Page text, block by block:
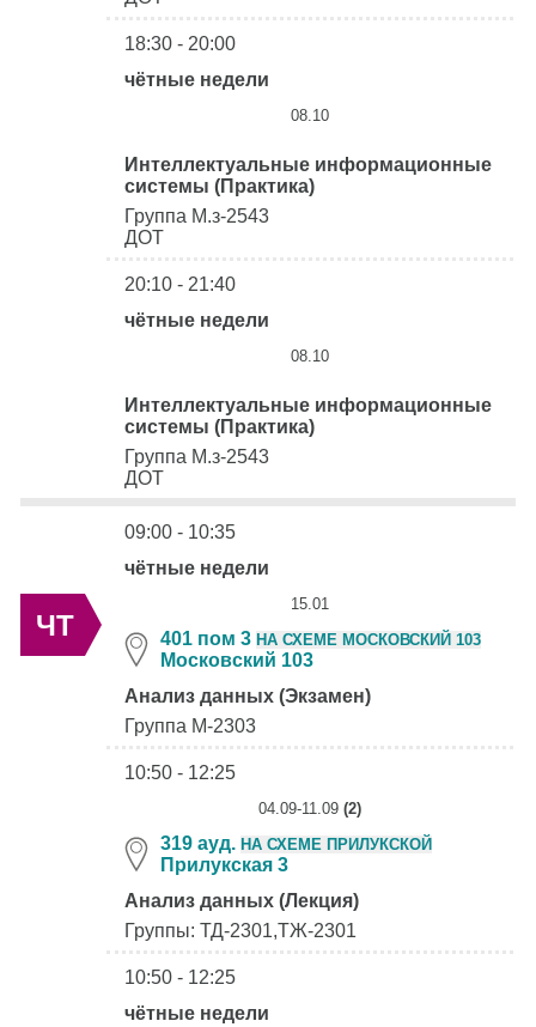
18:30 - 20:00
чётные недели
08.10
Интеллектуальные информационные
системы (Практика)
Группа М.з-2543
ДОТ
20:10 - 21:40
чётные недели
08.10
Интеллектуальные информационные
системы (Практика)
Группа М.з-2543
ДОТ
ЧТ
09:00 - 10:35
чётные недели
15.01
401 пом 3 НА СХЕМЕ МОСКОВСКИЙ 103
Московский 103
Анализ данных (Экзамен)
Группа М-2303
10:50 - 12:25
04.09-11.09 (2)
319 ауд. НА СХЕМЕ ПРИЛУКСКОЙ
Прилукская 3
Анализ данных (Лекция)
Группы: ТД-2301,ТЖ-2301
10:50 - 12:25
чётные недели